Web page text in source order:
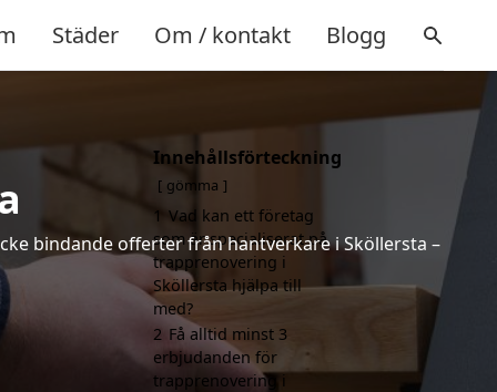
Städer Om / kontakt Blogg
bindande offerter från hantverkare i Sköllersta –
Innehållsförteckning
gömma
1 Vad kan ett företag
som är specialiserat på
trapprenovering i
Sköllersta hjälpa till
med?
2 Få alltid minst 3
erbjudanden för
trapprenovering i